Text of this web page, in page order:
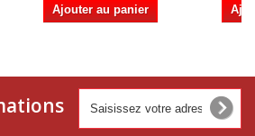
Ajouter au panier